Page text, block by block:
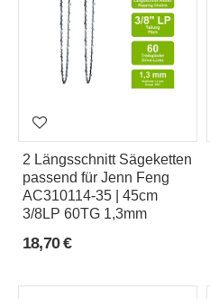
2 Längsschnitt Sägeketten
passend für Jenn Feng
AC310114-35 | 45cm
3/8LP 60TG 1,3mm
18,70 €
o
m
e
t